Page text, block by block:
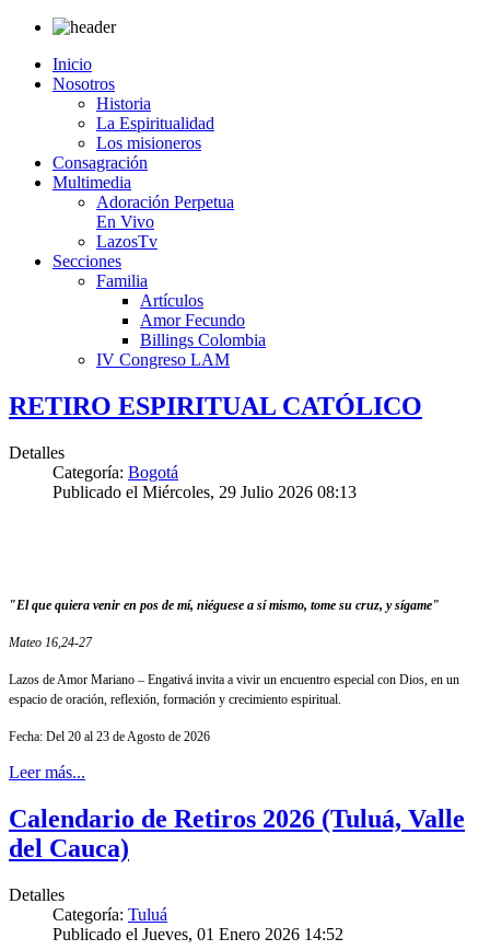
Inicio
Nosotros
Historia
La Espiritualidad
Los misioneros
Consagración
Multimedia
Adoración Perpetua
En Vivo
LazosTv
Secciones
Familia
Artículos
Amor Fecundo
Billings Colombia
IV Congreso LAM
RETIRO ESPIRITUAL CATÓLICO
Detalles
Categoría: Bogotá
Publicado el Miércoles, 29 Julio 2026 08:13
"El que quiera venir en pos de mí, niéguese a sí mismo, tome su cruz, y sígame"
Mateo 16,24-27
Lazos de Amor Mariano – Engativá invita a vivir un encuentro especial con Dios, en un
espacio de oración, reflexión, formación y crecimiento espiritual.
Fecha: Del 20 al 23 de Agosto de 2026
Leer más...
Calendario de Retiros 2026 (Tuluá, Valle
del Cauca)
Detalles
Categoría: Tuluá
Publicado el Jueves, 01 Enero 2026 14:52